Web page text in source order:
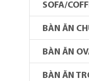
SOFA/
BÀN ĂN
BÀN ĂN
BÀN ĂN